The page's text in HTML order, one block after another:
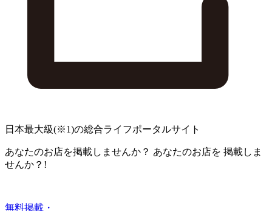
日本最大級(※1)の総合ライフポータルサイト
あなたのお店を掲載しませんか？ あなたのお店を 掲載しま
せんか？!
無料掲載・